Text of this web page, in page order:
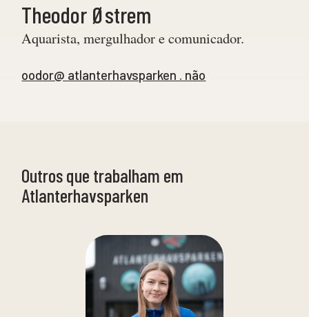
Theodor Østrem
Aquarista, mergulhador e comunicador.
oodor@ atlanterhavsparken . não
Outros que trabalham em
Atlanterhavsparken